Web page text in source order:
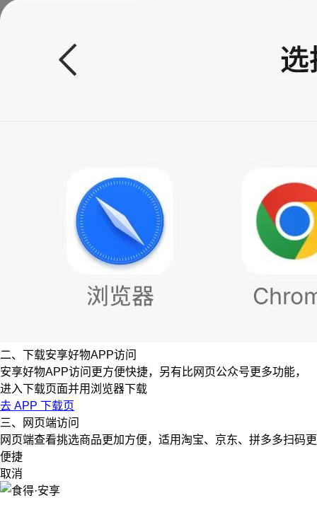
二、下载安享好物APP访问
安享好物APP访问更方便快捷，另有比网页公众号更多功能，
进入下载页面并用浏览器下载
去 APP 下载页
三、网页端访问
网页端查看挑选商品更加方便，适用淘宝、京东、拼多多扫码更
便捷
取消